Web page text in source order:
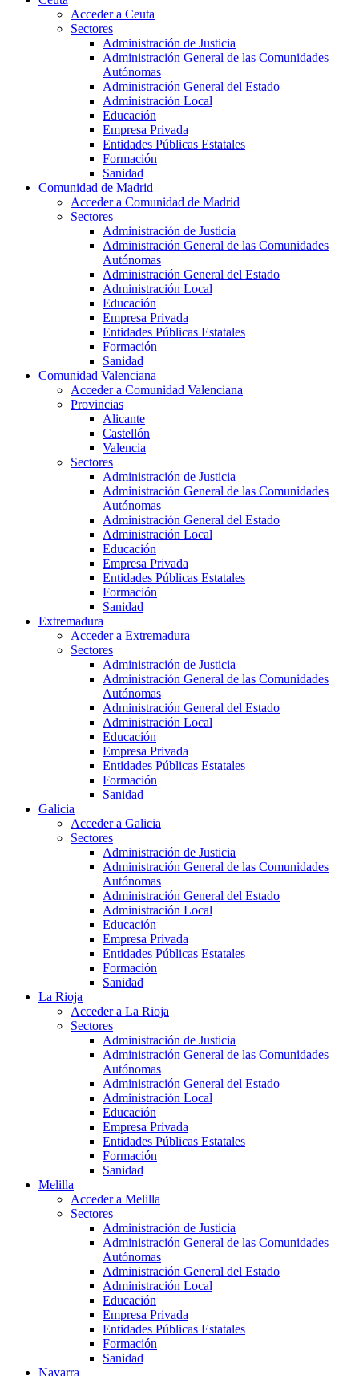
Acceder a Ceuta
Sectores
Administración de Justicia
Administración General de las Comunidades
Autónomas
Administración General del Estado
Administración Local
Educación
Empresa Privada
Entidades Públicas Estatales
Formación
Sanidad
Comunidad de Madrid
Acceder a Comunidad de Madrid
Sectores
Administración de Justicia
Administración General de las Comunidades
Autónomas
Administración General del Estado
Administración Local
Educación
Empresa Privada
Entidades Públicas Estatales
Formación
Sanidad
Comunidad Valenciana
Acceder a Comunidad Valenciana
Provincias
Alicante
Castellón
Valencia
Sectores
Administración de Justicia
Administración General de las Comunidades
Autónomas
Administración General del Estado
Administración Local
Educación
Empresa Privada
Entidades Públicas Estatales
Formación
Sanidad
Extremadura
Acceder a Extremadura
Sectores
Administración de Justicia
Administración General de las Comunidades
Autónomas
Administración General del Estado
Administración Local
Educación
Empresa Privada
Entidades Públicas Estatales
Formación
Sanidad
Galicia
Acceder a Galicia
Sectores
Administración de Justicia
Administración General de las Comunidades
Autónomas
Administración General del Estado
Administración Local
Educación
Empresa Privada
Entidades Públicas Estatales
Formación
Sanidad
La Rioja
Acceder a La Rioja
Sectores
Administración de Justicia
Administración General de las Comunidades
Autónomas
Administración General del Estado
Administración Local
Educación
Empresa Privada
Entidades Públicas Estatales
Formación
Sanidad
Melilla
Acceder a Melilla
Sectores
Administración de Justicia
Administración General de las Comunidades
Autónomas
Administración General del Estado
Administración Local
Educación
Empresa Privada
Entidades Públicas Estatales
Formación
Sanidad
Navarra